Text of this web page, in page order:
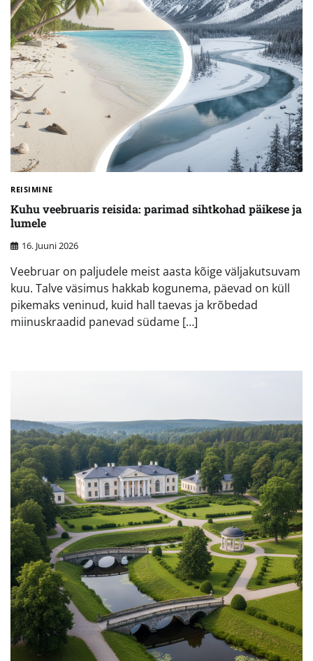
REISIMINE
Kuhu veebruaris reisida: parimad sihtkohad päikese ja
lumele
16. Juuni 2026
Veebruar on paljudele meist aasta kõige väljakutsuvam
kuu. Talve väsimus hakkab kogunema, päevad on küll
pikemaks veninud, kuid hall taevas ja krõbedad
miinuskraadid panevad südame […]